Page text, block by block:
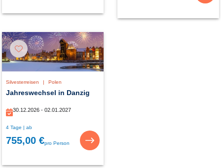
Silvesterreisen Polen
Jahreswechsel in Danzig
30.12.2026 - 02.01.2027
4 Tage | ab
755,00 €pro Person